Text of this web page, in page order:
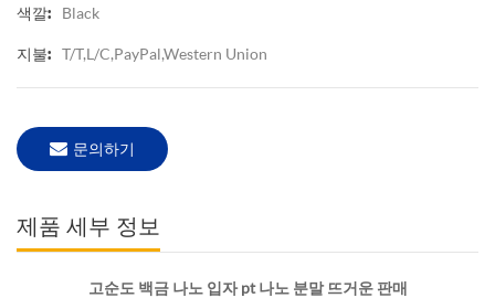
색깔: Black
지불: T/T,L/C,PayPal,Western Union
문의하기
제품 세부 정보
고순도 백금 나노 입자 pt 나노 분말 뜨거운 판매